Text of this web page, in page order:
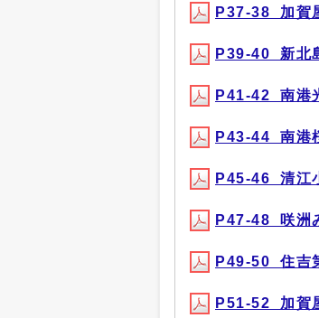
P37-38_加賀
P39-40_新北
P41-42_南港
P43-44_南港
P45-46_清江
P47-48_咲洲
P49-50_住吉
P51-52_加賀